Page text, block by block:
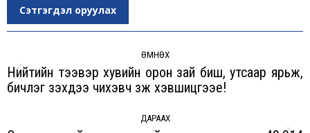
Сэтгэгдэл оруулах
ӨМНӨХ
Previous
Нийтийн тээвэр хувийн орон зай биш, утсаар ярьж,
бичлэг үзэхдээ чихэвч зүүж хэвшицгээе!
ДАРААХ